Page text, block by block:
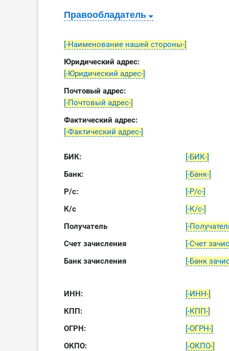
Правообладатель
[-Наименование нашей стороны-]
Юридический адрес:
[-Юридический адрес-]
Почтовый адрес:
[-Почтовый адрес-]
Фактический адрес:
[-Фактический адрес-]
БИК:
[-БИК-]
Банк:
[-Банк-]
Р/с:
[-Р/с-]
К/с
[-К/с-]
Получатель
[-
Счет зачисления
[-Счет
Банк зачисления
[-Банк
ИНН:
[-ИНН-]
КПП:
[-КПП-]
ОГРН:
[-ОГРН-]
ОКПО:
[-ОКПО-]